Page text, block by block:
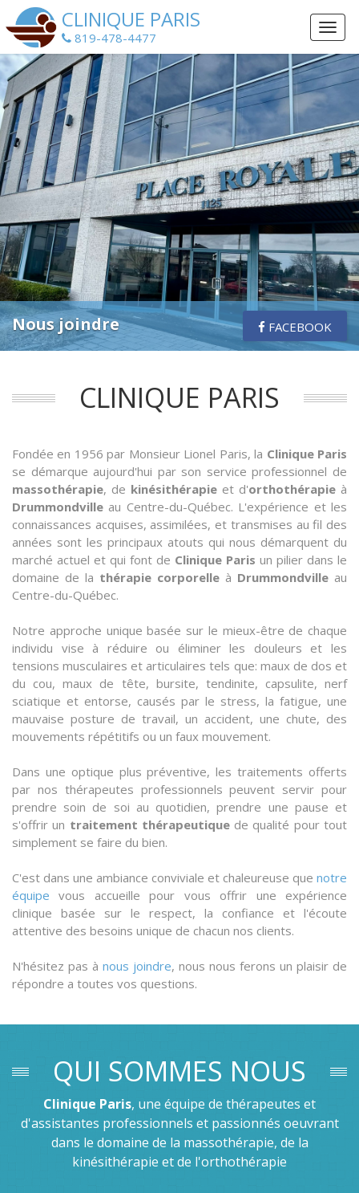
CLINIQUE PARIS
819-478-4477
Notre équipe FACEBOOK
CLINIQUE PARIS
Fondée en 1956 par Monsieur Lionel Paris, la Clinique Paris
se démarque aujourd'hui par son service professionnel de
massothérapie, de kinésithérapie et d'orthothérapie à
Drummondville au Centre-du-Québec. L'expérience et les
connaissances acquises, assimilées, et transmises au fil des
années sont les principaux atouts qui nous démarquent du
marché actuel et qui font de Clinique Paris un pilier dans le
domaine de la thérapie corporelle à Drummondville au
Centre-du-Québec.
Notre approche unique basée sur le mieux-être de chaque
individu vise à réduire ou éliminer les douleurs et les
tensions musculaires et articulaires tels que: maux de dos et
du cou, maux de tête, bursite, tendinite, capsulite, nerf
sciatique et entorse, causés par le stress, la fatigue, une
mauvaise posture de travail, un accident, une chute, des
mouvements répétitifs ou un faux mouvement.
Dans une optique plus préventive, les traitements offerts
par nos thérapeutes professionnels peuvent servir pour
prendre soin de soi au quotidien, prendre une pause et
s'offrir un traitement thérapeutiquede qualité pour tout
simplement se faire du bien.
C'est dans une ambiance conviviale et chaleureuse que notre
équipe vous accueille pour vous offrir une expérience
clinique basée sur le respect, la confiance et l'écoute
attentive des besoins unique de chacun nos clients.
N'hésitez pas à nous joindre, nous nous ferons un plaisir de
répondre a toutes vos questions.
QUI SOMMES NOUS
Clinique Paris, une équipe de thérapeutes et
d'assistantes professionnels et passionnés oeuvrant
dans le domaine de la massothérapie, de la
kinésithérapie et de l'orthothérapie